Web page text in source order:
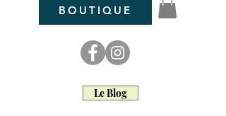
Le Blog
BOUTIQUE